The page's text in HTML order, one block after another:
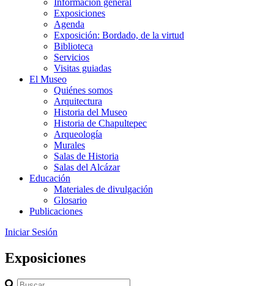
Información general
Exposiciones
Agenda
Exposición: Bordado, de la virtud
Biblioteca
Servicios
Visitas guiadas
El Museo
Quiénes somos
Arquitectura
Historia del Museo
Historia de Chapultepec
Arqueología
Murales
Salas de Historia
Salas del Alcázar
Educación
Materiales de divulgación
Glosario
Publicaciones
Iniciar Sesión
Exposiciones